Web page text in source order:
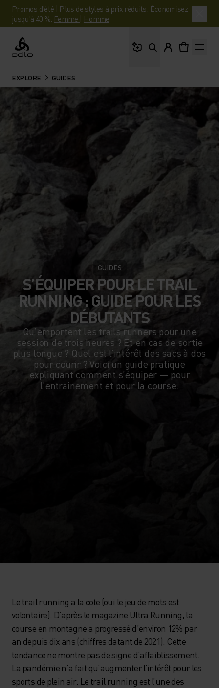
Promos d'été | Plus de styles à prix réduits. Économisez
jusqu'à 40 %. Femme | Homme
Odlo
EXPLORE GUIDES
GUIDES
S’ÉQUIPER POUR LE TRAIL
RUNNING : GUIDE POUR LES
DÉBUTANTS
Qu’emportent les trails runners pour une
session de trois heures ? Et en cas de sortie
plus longue ? Quel est l’intérêt des sacs à dos
pour courir ? Voici un guide pratique
expliquant comment s’équiper — pour
l’entrainement et pour la course.
Le trail running a la cote (oui le jeu de mots est
volontaire). D’après le magazine Ultra Running, la
course en montagne a progressé d’environ 12% par
an depuis dix ans (chiffres datant de 2021). Cette
tendance ne montre pas de signe d’affaiblissement.
La pandémie n’a fait qu’augmenter l’intérêt pour les
sports de plein air. Le trail running est l’une des